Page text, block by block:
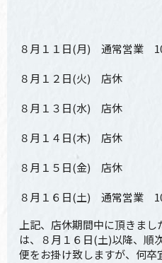
８月１１日(月) 通常営業
８月１２日(火) 店休
８月１３日(水) 店休
８月１４日(木) 店休
８月１５日(金) 店休
８月１６日(土) 通常営業
上記、店休期間中に頂きま
は、８月１６日(土)以降、順
便をお掛け致しますが、何卒